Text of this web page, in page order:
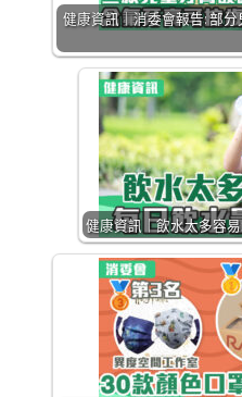
健康資訊｜消委會報告: 部
健康資訊｜飲水太多容